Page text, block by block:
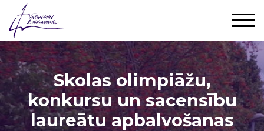
Skolas olimpiāžu,
konkursu un sacensību
laureātu apbalvošanas